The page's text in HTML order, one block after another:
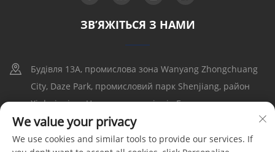
ЗВ’ЯЖІТЬСЯ З НАМИ
Будівля 13A, промислова зона Wanyang Zhongchuang
City, Daze Park, промисловий парк Shenjiang, район
Xinhui, місто Цзянмэнь, провінція Гуандун
+86-17316086390
We value your privacy
We use cookies and similar tools to provide our services. If